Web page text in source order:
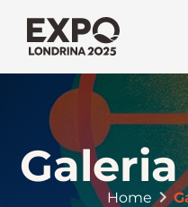
Home